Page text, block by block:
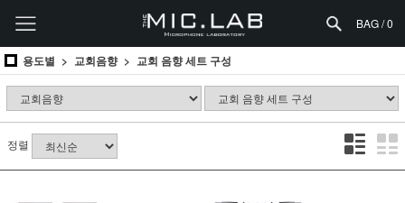
BAG /0
용도별 교회음향 교회 음향 세트 구성
정렬